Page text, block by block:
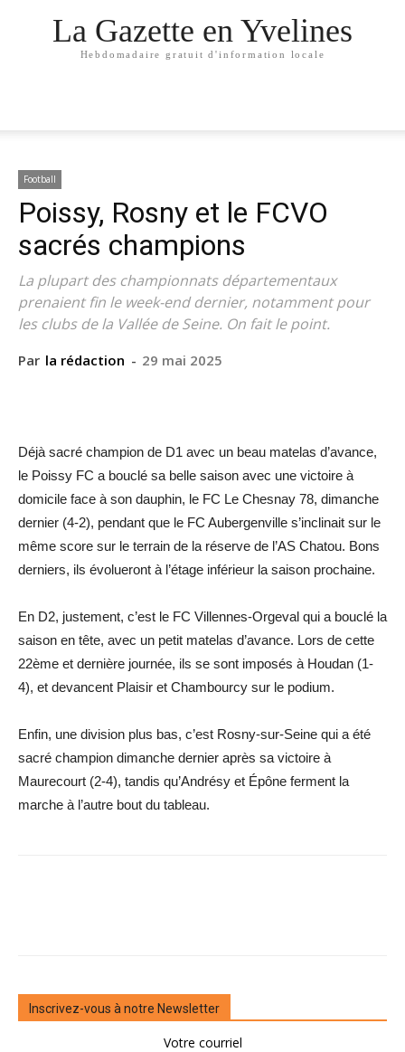
La Gazette en Yvelines
Hebdomadaire gratuit d'information locale
Football
Poissy, Rosny et le FCVO
sacrés champions
La plupart des championnats départementaux
prenaient fin le week-end dernier, notamment pour
les clubs de la Vallée de Seine. On fait le point.
Par la rédaction - 29 mai 2025
Déjà sacré champion de D1 avec un beau matelas d’avance,
le Poissy FC a bouclé sa belle saison avec une victoire à
domicile face à son dauphin, le FC Le Chesnay 78, dimanche
dernier (4-2), pendant que le FC Aubergenville s’inclinait sur le
même score sur le terrain de la réserve de l’AS Chatou. Bons
derniers, ils évolueront à l’étage inférieur la saison prochaine.
En D2, justement, c’est le FC Villennes-Orgeval qui a bouclé la
saison en tête, avec un petit matelas d’avance. Lors de cette
22ème et dernière journée, ils se sont imposés à Houdan (1-
4), et devancent Plaisir et Chambourcy sur le ­podium.
Enfin, une division plus bas, c’est Rosny-sur-Seine qui a été
sacré champion dimanche dernier après sa victoire à
Maurecourt (2-4), tandis qu’Andrésy et Épône ferment la
marche à l’autre bout du tableau.
Inscrivez-vous à notre Newsletter
Votre courriel